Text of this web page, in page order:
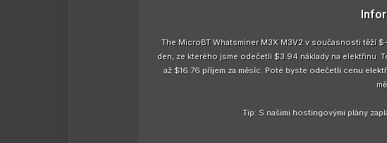
The MicroBT Whatsminer M3X M3V2 v současnosti těží
den, ze kterého jsme odečetli $3.94 náklady na elektřinu.
až $16.76 příjem za měsíc. Poté byste odečetli cenu
Tip: S našimi hostingovými plány